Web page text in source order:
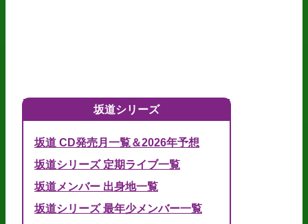
坂道シリーズ
坂道 CD発売月一覧＆2026年予想
坂道シリーズ 定期ライブ一覧
坂道メンバー 出身地一覧
坂道シリーズ 最年少メンバー一覧